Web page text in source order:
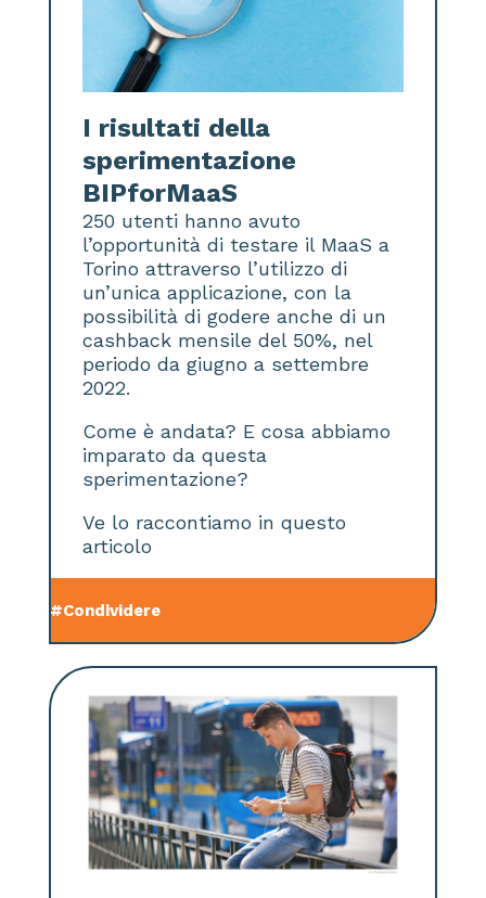
I risultati della
sperimentazione
BIPforMaaS
#Condividere
250 utenti hanno avuto
l’opportunità di testare il MaaS a
Torino attraverso l’utilizzo di
un’unica applicazione, con la
possibilità di godere anche di un
cashback mensile del 50%, nel
periodo da giugno a settembre
2022.
Come è andata? E cosa abbiamo
imparato da questa
sperimentazione?
Ve lo raccontiamo in questo
articolo